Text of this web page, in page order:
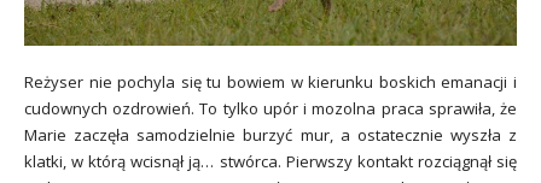
Reżyser nie pochyla się tu bowiem w kierunku boskich emanacji i
cudownych ozdrowień. To tylko upór i mozolna praca sprawiła, że
Marie zaczęła samodzielnie burzyć mur, a ostatecznie wyszła z
klatki, w którą wcisnął ją… stwórca. Pierwszy kontakt rozciągnął się